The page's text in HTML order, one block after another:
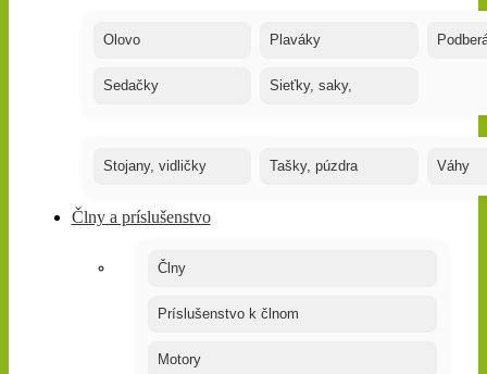
Olovo Plaváky
Sedačky Sieťky, saky,
Stojany, vidličky Tašky, púzdra Váhy
Člny a príslušenstvo
Člny
Príslušenstvo k člnom
Motory